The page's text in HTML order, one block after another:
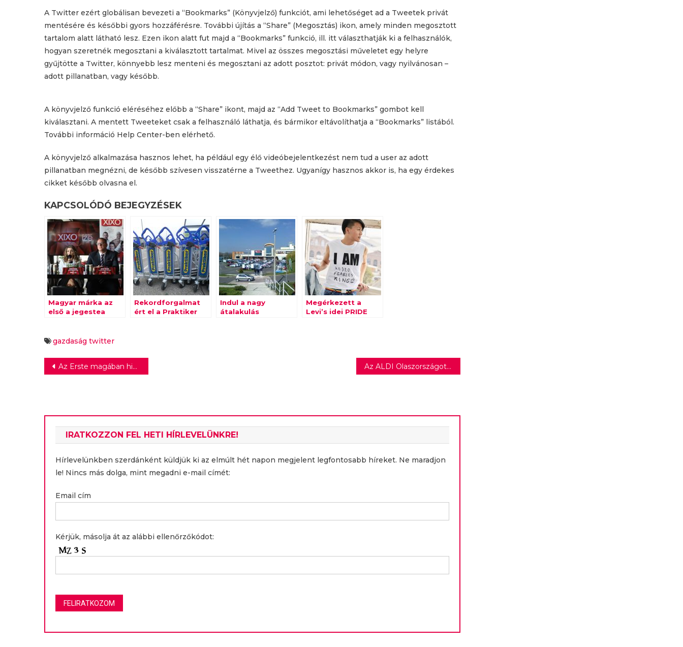
A Twitter ezért globálisan bevezeti a “Bookmarks” (Könyvjelző) funkciót, ami lehetőséget ad a Tweetek privát
mentésére és későbbi gyors hozzáférésre. További újítás a “Share” (Megosztás) ikon, amely minden megosztott
tartalom alatt látható lesz. Ezen ikon alatt fut majd a “Bookmarks” funkció, ill. itt választhatják ki a felhasználók,
hogyan szeretnék megosztani a kiválasztott tartalmat. Mivel az összes megosztási műveletet egy helyre
gyűjtötte a Twitter, könnyebb lesz menteni és megosztani az adott posztot: privát módon, vagy nyilvánosan –
adott pillanatban, vagy később.
A könyvjelző funkció eléréséhez előbb a “Share” ikont, majd az “Add Tweet to Bookmarks” gombot kell
kiválasztani. A mentett Tweeteket csak a felhasználó láthatja, és bármikor eltávolíthatja a “Bookmarks” listából.
További információ Help Center-ben elérhető.
A könyvjelző alkalmazása hasznos lehet, ha például egy élő videóbejelentkezést nem tud a user az adott
pillanatban megnézni, de később szívesen visszatérne a Tweethez. Ugyanígy hasznos akkor is, ha egy érdekes
cikket később olvasna el.
KAPCSOLÓDÓ BEJEGYZÉSEK
Magyar márka az
első a jegestea
Rekordforgalmat
ért el a Praktiker
Indul a nagy
átalakulás
Megérkezett a
Levi’s idei PRIDE
gazdaság twitter
Bejegyzés
Az Erste magában hisz – és ezt példaként meg is mutatja Az ALDI Olaszországot is lerohanja
IRATKOZZON FEL HETI HÍRLEVELÜNKRE!
Hírlevelünkben szerdánként küldjük ki az elmúlt hét napon megjelent legfontosabb híreket. Ne maradjon
le! Nincs más dolga, mint megadni e-mail címét:
Email cím
Kérjük, másolja át az alábbi ellenőrzőkódot: